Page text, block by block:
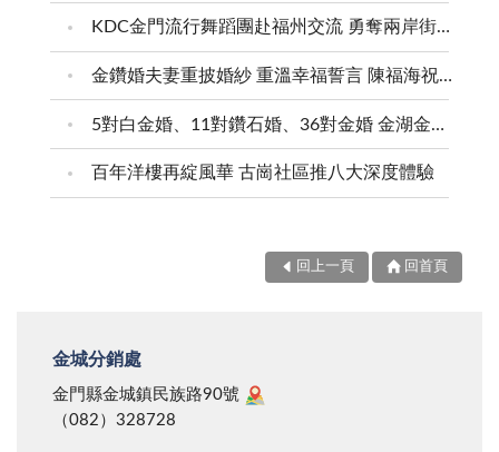
KDC金門流行舞蹈團赴福州交流 勇奪兩岸街舞賽三等獎
金鑽婚夫妻重披婚紗 重溫幸福誓言 陳福海祝福牽手半世紀 情深相守成典範
5對白金婚、11對鑽石婚、36對金婚 金湖金沙夫妻共享榮耀時刻 陳福海表揚金鑽婚夫妻 向半世紀相守家庭典範致敬
百年洋樓再綻風華 古崗社區推八大深度體驗
回上一頁 回首頁
金城分銷處
金門縣金城鎮民族路90號
（082）328728